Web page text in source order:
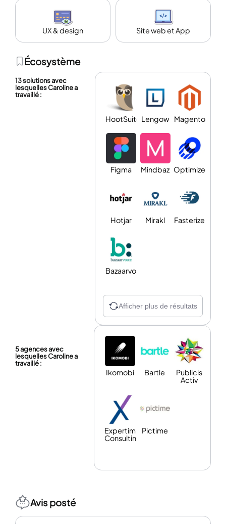
UX & design Site web et App
Écosystème
13 solutions avec
lesquelles Caroline a
travaillé :
HootSuite Lengow Magento
Figma Mindbaz Optimizely
Hotjar Mirakl Fasterize
Bazaarvoice
Afficher plus de résultats
5 agences avec
lesquelles Caroline a
travaillé :
Ikomobi Bartle
Publicis
Activ
Expertime
Consulting
Pictime
Avis posté